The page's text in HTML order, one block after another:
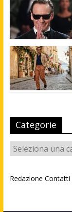
Categorie
Categorie
Redazione Contatti